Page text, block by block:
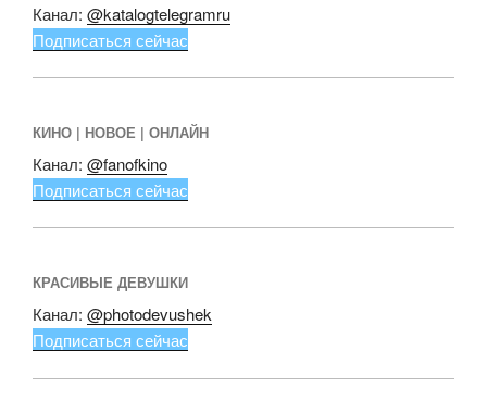
Канал: @katalogtelegramru
Подписаться сейчас
КИНО | НОВОЕ | ОНЛАЙН
Канал: @fanofkino
Подписаться сейчас
КРАСИВЫЕ ДЕВУШКИ
Канал: @photodevushek
Подписаться сейчас